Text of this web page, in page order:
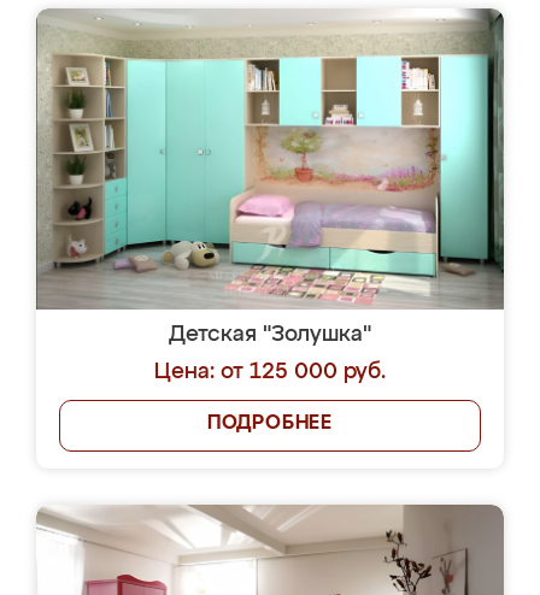
Детская "Золушка"
Цена: от 125 000 руб.
ПОДРОБНЕЕ